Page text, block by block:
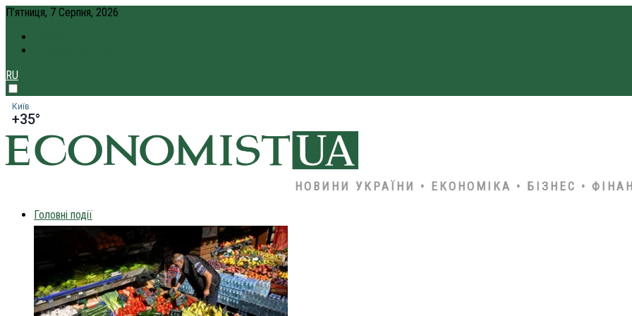
П’ятниця, 7 Серпня, 2026
RU
Київ
+35°
НОВИНИ УКРАЇНИ • ЕКОНОМІКА • БІЗНЕС •
Головні події